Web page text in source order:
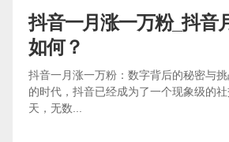
抖音一月涨一万粉_抖音
如何？
抖音一月涨一万粉：数字背后的秘密与
的时代，抖音已经成为了一个现象级的
天，无数...